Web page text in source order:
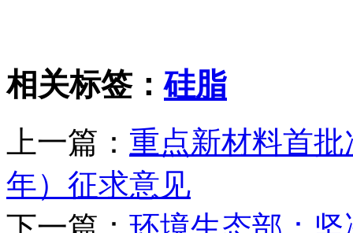
相关标签：硅脂
上一篇： 重点新材料首
年）征求意见